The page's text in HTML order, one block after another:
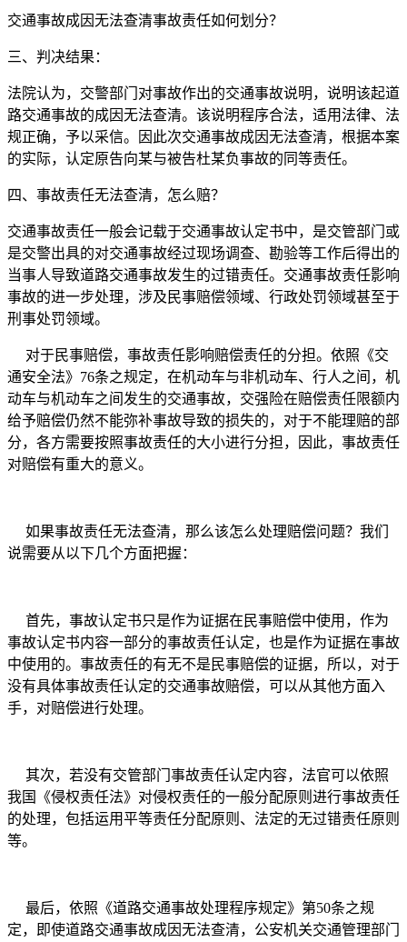
交通事故成因无法查清事故责任如何划分？
三、判决结果：
法院认为，交警部门对事故作出的交通事故说明，说明该起道
路交通事故的成因无法查清。该说明程序合法，适用法律、法
规正确，予以采信。因此次交通事故成因无法查清，根据本案
的实际，认定原告向某与被告杜某负事故的同等责任。
四、事故责任无法查清，怎么赔？
交通事故责任一般会记载于交通事故认定书中，是交管部门或
是交警出具的对交通事故经过现场调查、勘验等工作后得出的
当事人导致道路交通事故发生的过错责任。交通事故责任影响
事故的进一步处理，涉及民事赔偿领域、行政处罚领域甚至于
刑事处罚领域。
对于民事赔偿，事故责任影响赔偿责任的分担。依照《交
通安全法》76条之规定，在机动车与非机动车、行人之间，机
动车与机动车之间发生的交通事故，交强险在赔偿责任限额内
给予赔偿仍然不能弥补事故导致的损失的，对于不能理赔的部
分，各方需要按照事故责任的大小进行分担，因此，事故责任
对赔偿有重大的意义。
如果事故责任无法查清，那么该怎么处理赔偿问题？我们
说需要从以下几个方面把握：
首先，事故认定书只是作为证据在民事赔偿中使用，作为
事故认定书内容一部分的事故责任认定，也是作为证据在事故
中使用的。事故责任的有无不是民事赔偿的证据，所以，对于
没有具体事故责任认定的交通事故赔偿，可以从其他方面入
手，对赔偿进行处理。
其次，若没有交管部门事故责任认定内容，法官可以依照
我国《侵权责任法》对侵权责任的一般分配原则进行事故责任
的处理，包括运用平等责任分配原则、法定的无过错责任原则
等。
最后，依照《道路交通事故处理程序规定》第50条之规
定，即使道路交通事故成因无法查清，公安机关交通管理部门